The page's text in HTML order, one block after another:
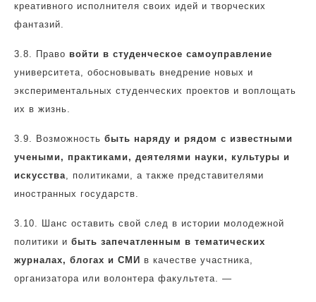
креативного исполнителя своих идей и творческих
фантазий.
3.8. Право войти в студенческое самоуправление
университета, обосновывать внедрение новых и
экспериментальных студенческих проектов и воплощать
их в жизнь.
3.9. Возможность быть наряду и рядом с известными
учеными, практиками, деятелями науки, культуры и
искусства, политиками, а также представителями
иностранных государств.
3.10. Шанс оставить свой след в истории молодежной
политики и быть запечатленным в тематических
журналах, блогах и СМИ в качестве участника,
организатора или волонтера факультета. —